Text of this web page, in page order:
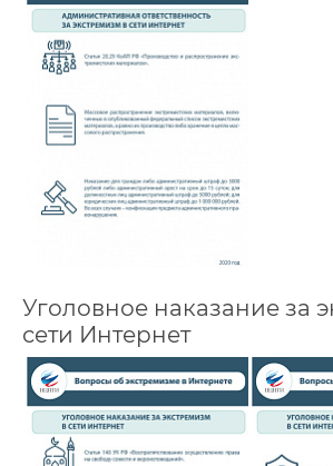
Уголовное наказание за
сети Интернет